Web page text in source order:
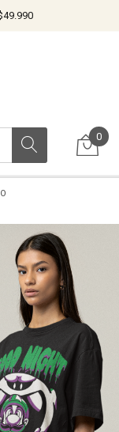
0